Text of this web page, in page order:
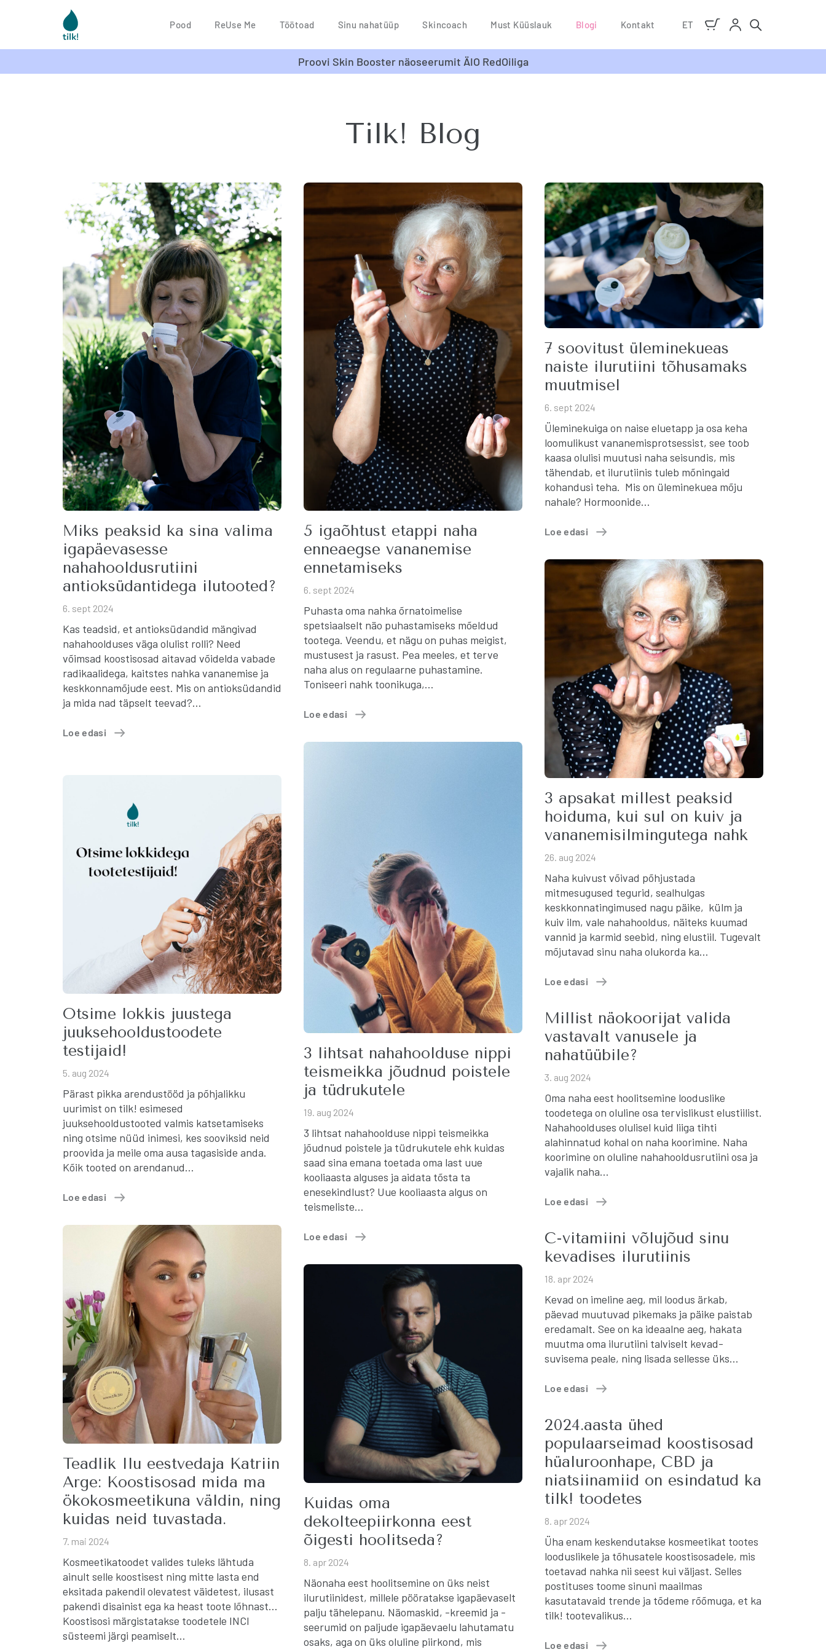
Pood ReUse Me Töötoad Sinu nahatüüp Skincoach Must Küüslauk Blogi Kontakt ET
Proovi Skin Booster näoseerumit ÄIO RedOiliga
Tilk! Blog
Miks peaksid ka sina valima
igapäevasesse
nahahooldusrutiini
antioksüdantidega ilutooted?
6. sept 2024
Kas teadsid, et antioksüdandid mängivad
nahahoolduses väga olulist rolli? Need
võimsad koostisosad aitavad võidelda vabade
radikaalidega, kaitstes nahka vananemise ja
keskkonnamõjude eest. Mis on antioksüdandid
ja mida nad täpselt teevad?…
Loe edasi
5 igaõhtust etappi naha
enneaegse vananemise
ennetamiseks
6. sept 2024
Puhasta oma nahka õrnatoimelise
spetsiaalselt näo puhastamiseks mõeldud
tootega. Veendu, et nägu on puhas meigist,
mustusest ja rasust. Pea meeles, et terve
naha alus on regulaarne puhastamine.
Toniseeri nahk toonikuga,…
Loe edasi
7 soovitust üleminekueas
naiste ilurutiini tõhusamaks
muutmisel
6. sept 2024
Üleminekuiga on naise eluetapp ja osa keha
loomulikust vananemisprotsessist, see toob
kaasa olulisi muutusi naha seisundis, mis
tähendab, et ilurutiinis tuleb mõningaid
kohandusi teha. Mis on üleminekuea mõju
nahale? Hormoonide…
Loe edasi
3 apsakat millest peaksid
hoiduma, kui sul on kuiv ja
vananemisilmingutega nahk
26. aug 2024
Naha kuivust võivad põhjustada
mitmesugused tegurid, sealhulgas
keskkonnatingimused nagu päike, külm ja
kuiv ilm, vale nahahooldus, näiteks kuumad
vannid ja karmid seebid, ning elustiil. Tugevalt
mõjutavad sinu naha olukorda ka…
Loe edasi
3 lihtsat nahahoolduse nippi
teismeikka jõudnud poistele
ja tüdrukutele
19. aug 2024
3 lihtsat nahahoolduse nippi teismeikka
jõudnud poistele ja tüdrukutele ehk kuidas
saad sina emana toetada oma last uue
kooliaasta alguses ja aidata tõsta ta
enesekindlust? Uue kooliaasta algus on
teismeliste…
Loe edasi
Otsime lokkis juustega
juuksehooldustoodete
testijaid!
5. aug 2024
Pärast pikka arendustööd ja põhjalikku
uurimist on tilk! esimesed
juuksehooldustooted valmis katsetamiseks
ning otsime nüüd inimesi, kes sooviksid neid
proovida ja meile oma ausa tagasiside anda.
Kõik tooted on arendanud…
Loe edasi
Millist näokoorijat valida
vastavalt vanusele ja
nahatüübile?
3. aug 2024
Oma naha eest hoolitsemine looduslike
toodetega on oluline osa tervislikust elustiilist.
Nahahoolduses olulisel kuid liiga tihti
alahinnatud kohal on naha koorimine. Naha
koorimine on oluline nahahooldusrutiini osa ja
vajalik naha…
Loe edasi
Teadlik Ilu eestvedaja Katriin
Arge: Koostisosad mida ma
ökokosmeetikuna väldin, ning
kuidas neid tuvastada.
7. mai 2024
Kosmeetikatoodet valides tuleks lähtuda
ainult selle koostisest ning mitte lasta end
eksitada pakendil olevatest väidetest, ilusast
pakendi disainist ega ka heast toote lõhnast…
Koostisosi märgistatakse toodetele INCI
süsteemi järgi peamiselt…
C-vitamiini võlujõud sinu
kevadises ilurutiinis
18. apr 2024
Kevad on imeline aeg, mil loodus ärkab,
päevad muutuvad pikemaks ja päike paistab
eredamalt. See on ka ideaalne aeg, hakata
muutma oma ilurutiini talviselt kevad-
suvisema peale, ning lisada sellesse üks…
Loe edasi
Kuidas oma
dekolteepiirkonna eest
õigesti hoolitseda?
8. apr 2024
Näonaha eest hoolitsemine on üks neist
ilurutiinidest, millele pööratakse igapäevaselt
palju tähelepanu. Näomaskid, -kreemid ja -
seerumid on paljude igapäevaelu lahutamatu
osaks, aga on üks oluline piirkond, mis
2024.aasta ühed
populaarseimad koostisosad
hüaluroonhape, CBD ja
niatsiinamiid on esindatud ka
tilk! toodetes
8. apr 2024
Üha enam keskendutakse kosmeetikat tootes
looduslikele ja tõhusatele koostisosadele, mis
toetavad nahka nii seest kui väljast. Selles
postituses toome sinuni maailmas
kasutatavaid trende ja tõdeme rõõmuga, et ka
tilk! tootevalikus…
Loe edasi